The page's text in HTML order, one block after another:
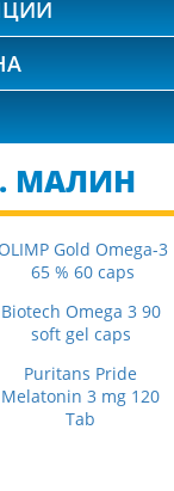
МАЛИН
OLIMP Gold Omega-3
65 % 60 caps
Biotech Omega 3 90
soft gel caps
Puritans Pride
Melatonin 3 mg 120
Tab